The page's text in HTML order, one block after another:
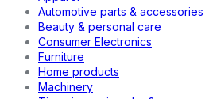
Automotive parts & accessories
Beauty & personal care
Consumer Electronics
Furniture
Home products
Machinery